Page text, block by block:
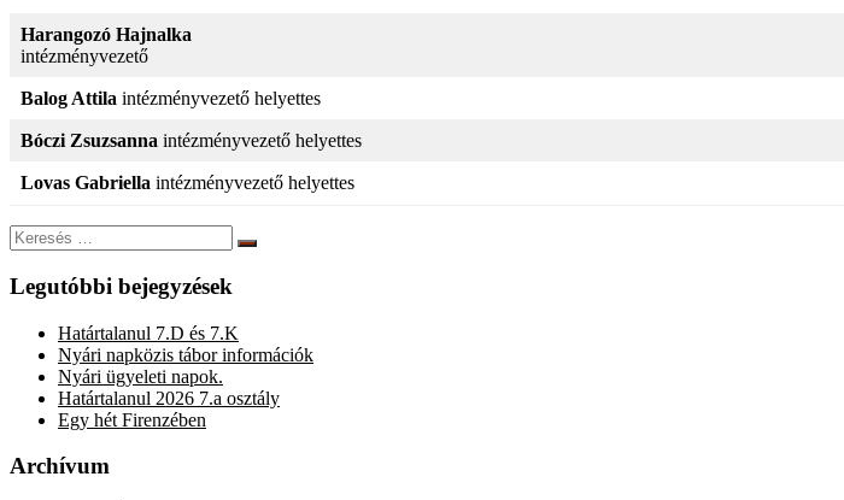
Harangozó Hajnalka
intézményvezető
Balog Attila intézményvezető helyettes
Bóczi Zsuzsanna intézményvezető helyettes
Lovas Gabriella intézményvezető helyettes
Keresés:
Keresés
Legutóbbi bejegyzések
Határtalanul 7.D és 7.K
Nyári napközis tábor információk
Nyári ügyeleti napok.
Határtalanul 2026 7.a osztály
Egy hét Firenzében
Archívum